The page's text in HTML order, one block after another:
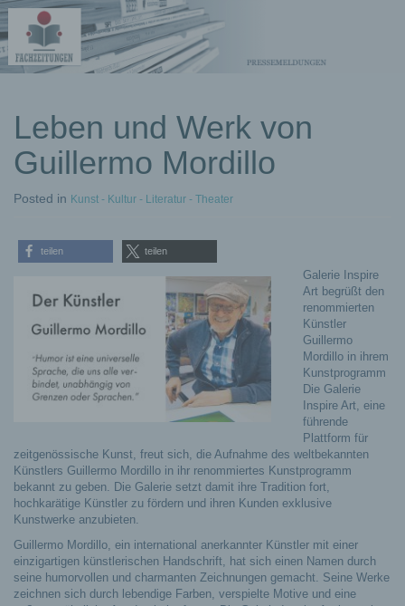
Pressemeldungen
Leben und Werk von
Guillermo Mordillo
Posted in Kunst - Kultur - Literatur - Theater
teilen teilen
Galerie Inspire
Art begrüßt den
renommierten
Künstler
Guillermo
Mordillo in ihrem
Kunstprogramm
Die Galerie
Inspire Art, eine
führende
Plattform für
zeitgenössische Kunst, freut sich, die Aufnahme des weltbekannten
Künstlers Guillermo Mordillo in ihr renommiertes Kunstprogramm
bekannt zu geben. Die Galerie setzt damit ihre Tradition fort,
hochkarätige Künstler zu fördern und ihren Kunden exklusive
Kunstwerke anzubieten.
Guillermo Mordillo, ein international anerkannter Künstler mit einer
einzigartigen künstlerischen Handschrift, hat sich einen Namen durch
seine humorvollen und charmanten Zeichnungen gemacht. Seine Werke
zeichnen sich durch lebendige Farben, verspielte Motive und eine